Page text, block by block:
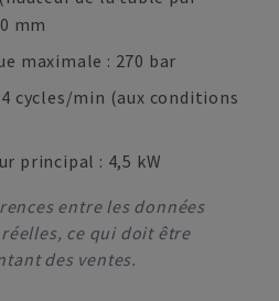
mm
maximale : 270 bar
cycles/min (aux conditions
principal : 4,5 kW
entre les données
ce qui doit être
des ventes.